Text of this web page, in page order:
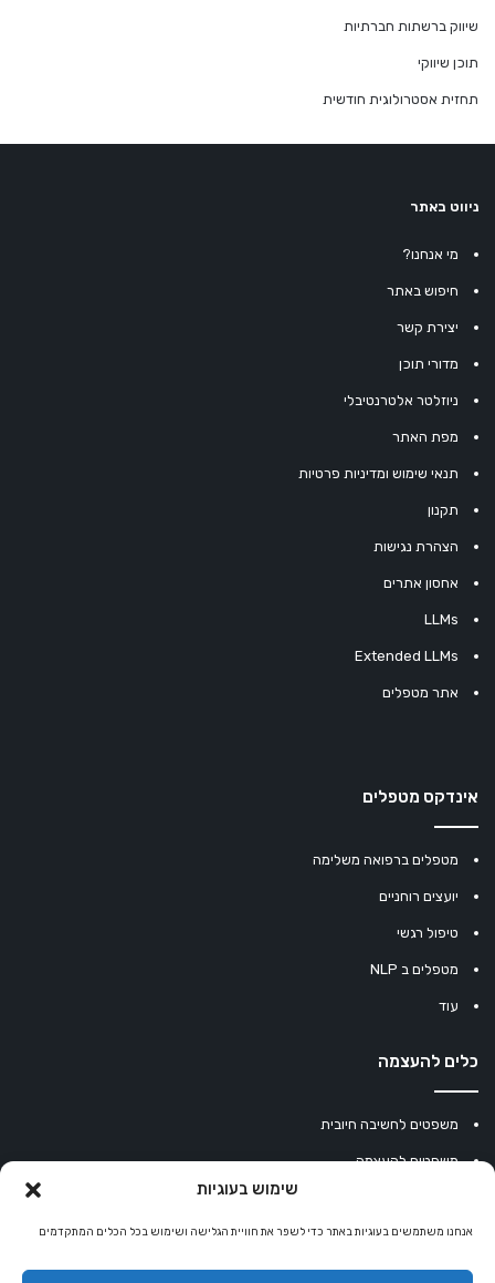
שימוש בעוגיות
אנחנו משתמשים בעוגיות באתר כדי לשפר את חוויית הגלישה ושימוש בכל הכלים המתקדמים
שיווק ברשתות חברתיות
תוכן שיווקי
תחזית אסטרולוגית חודשית
ניווט באתר
מי אנחנו?
חיפוש באתר
יצירת קשר
מדורי תוכן
ניוזלטר אלטרנטיבלי
מפת האתר
תנאי שימוש ומדיניות פרטיות
תקנון
הצהרת נגישות
אחסון אתרים
LLMs
Extended LLMs
אתר מטפלים
אינדקס מטפלים
מטפלים ברפואה משלימה
יועצים רוחניים
טיפול רגשי
מטפלים ב NLP
עוד
כלים להעצמה
משפטים לחשיבה חיובית
משפטים להעצמה
מחשבון נומרולוגיה
קריסטלים למזלות